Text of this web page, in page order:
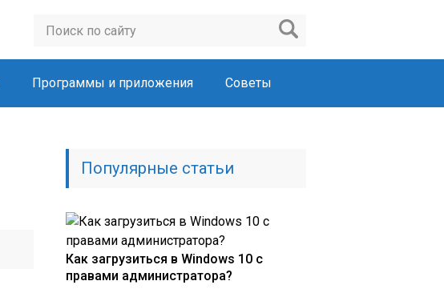
Программы и приложения Советы
Популярные статьи
Как загрузиться в Windows 10 с
правами администратора?